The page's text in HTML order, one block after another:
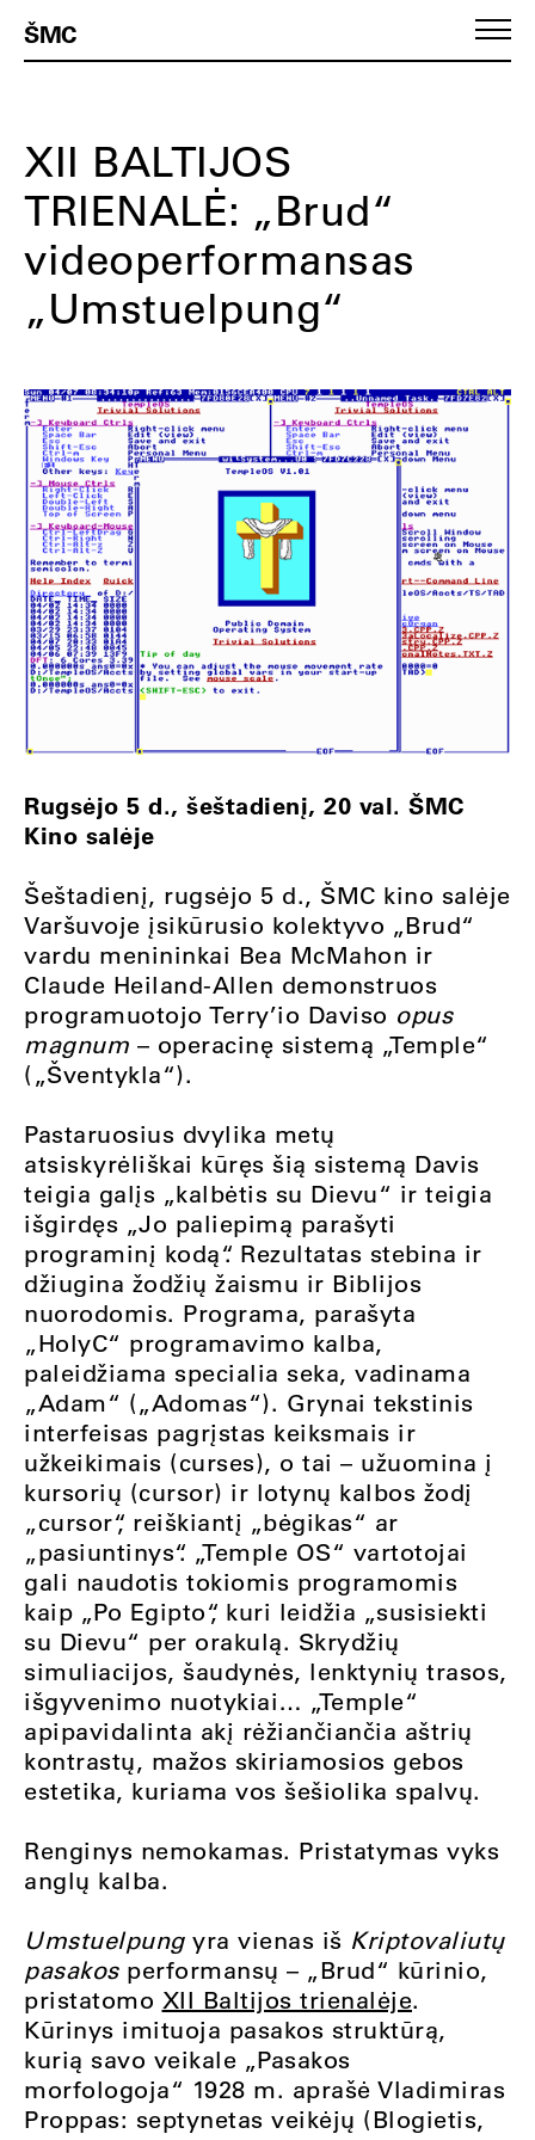
ŠMC
XII BALTIJOS
TRIENALĖ: „Brud“
videoperformansas
„Umstuelpung“
Rugsėjo 5 d., šeštadienį, 20 val. ŠMC
Kino salėje
Šeštadienį, rugsėjo 5 d., ŠMC kino salėje
Varšuvoje įsikūrusio kolektyvo „Brud“
vardu menininkai Bea McMahon ir
Claude Heiland-Allen demonstruos
programuotojo Terry’io Daviso opus
magnum – operacinę sistemą „Temple“
(„Šventykla“).
Pastaruosius dvylika metų
atsiskyrėliškai kūręs šią sistemą Davis
teigia galįs „kalbėtis su Dievu“ ir teigia
išgirdęs „Jo paliepimą parašyti
programinį kodą“. Rezultatas stebina ir
džiugina žodžių žaismu ir Biblijos
nuorodomis. Programa, parašyta
„HolyC“ programavimo kalba,
paleidžiama specialia seka, vadinama
„Adam“ („Adomas“). Grynai tekstinis
interfeisas pagrįstas keiksmais ir
užkeikimais (curses), o tai – užuomina į
kursorių (cursor) ir lotynų kalbos žodį
„cursor“, reiškiantį „bėgikas“ ar
„pasiuntinys“. „Temple OS“ vartotojai
gali naudotis tokiomis programomis
kaip „Po Egipto“, kuri leidžia „susisiekti
su Dievu“ per orakulą. Skrydžių
simuliacijos, šaudynės, lenktynių trasos,
išgyvenimo nuotykiai… „Temple“
apipavidalinta akį rėžiančiančia aštrių
kontrastų, mažos skiriamosios gebos
estetika, kuriama vos šešiolika spalvų.
Renginys nemokamas. Pristatymas vyks
anglų kalba.
Umstuelpungyra vienas iš Kriptovaliutų
pasakosperformansų – „Brud“ kūrinio,
pristatomo XII Baltijos trienalėje.
Kūrinys imituoja pasakos struktūrą,
kurią savo veikale „Pasakos
morfologoja“ 1928 m. aprašė Vladimiras
Proppas: septynetas veikėjų (Blogietis,